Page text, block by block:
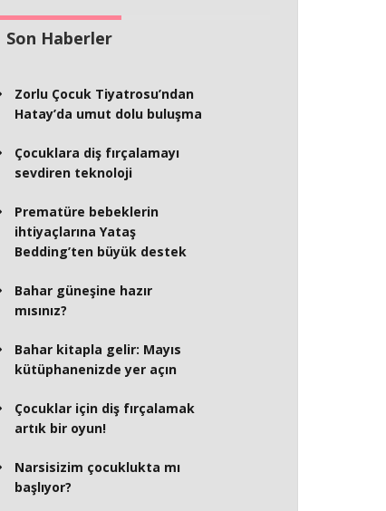
Son Haberler
Zorlu Çocuk Tiyatrosu’ndan
Hatay’da umut dolu buluşma
Çocuklara diş fırçalamayı
sevdiren teknoloji
Prematüre bebeklerin
ihtiyaçlarına Yataş
Bedding’ten büyük destek
Bahar güneşine hazır
mısınız?
Bahar kitapla gelir: Mayıs
kütüphanenizde yer açın
Çocuklar için diş fırçalamak
artık bir oyun!
Narsisizim çocuklukta mı
başlıyor?